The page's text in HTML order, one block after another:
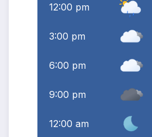
12:00 pm
3:00 pm
6:00 pm
9:00 pm
12:00 am